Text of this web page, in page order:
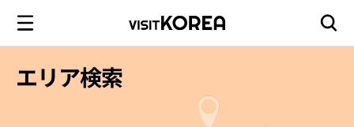
エリア検索